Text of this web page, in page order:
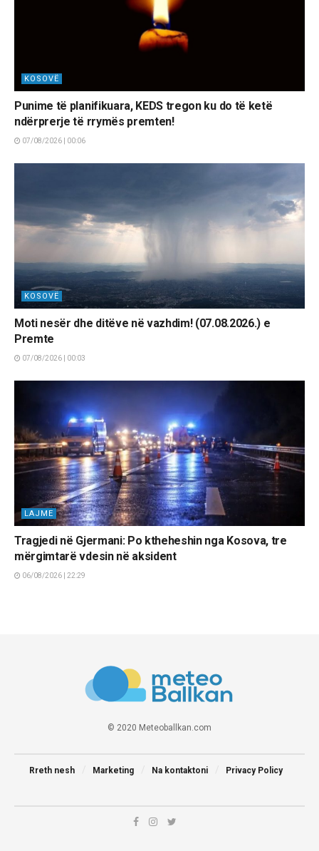
KOSOVË
Punime të planifikuara, KEDS tregon ku do të ketë
ndërprerje të rrymës premten!
07/08/2026 | 00:06
KOSOVË
Moti nesër dhe ditëve në vazhdim! (07.08.2026.) e
Premte
07/08/2026 | 00:03
LAJME
Tragjedi në Gjermani: Po ktheheshin nga Kosova, tre
mërgimtarë vdesin në aksident
06/08/2026 | 22:29
© 2020 Meteoballkan.com
Rreth nesh Marketing Na kontaktoni Privacy Policy